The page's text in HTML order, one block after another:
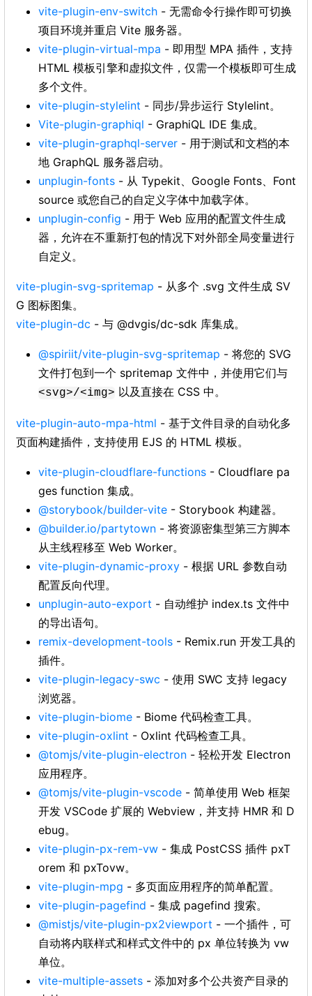
vite-plugin-env-switch - 无需命令行操作即可切换
项目环境并重启 Vite 服务器。
vite-plugin-virtual-mpa - 即用型 MPA 插件，支持
HTML 模板引擎和虚拟文件，仅需一个模板即可生成
多个文件。
vite-plugin-stylelint - 同步/异步运行 Stylelint。
Vite-plugin-graphiql - GraphiQL IDE 集成。
vite-plugin-graphql-server - 用于测试和文档的本
地 GraphQL 服务器启动。
unplugin-fonts - 从 Typekit、Google Fonts、Font
source 或您自己的自定义字体中加载字体。
unplugin-config - 用于 Web 应用的配置文件生成
器，允许在不重新打包的情况下对外部全局变量进行
自定义。
vite-plugin-svg-spritemap - 从多个 .svg 文件生成 SV
G 图标图集。
vite-plugin-dc - 与 @dvgis/dc-sdk 库集成。
@spiriit/vite-plugin-svg-spritemap - 将您的 SVG
文件打包到一个 spritemap 文件中，并使用它们与
<svg>/<img> 以及直接在 CSS 中。
vite-plugin-auto-mpa-html - 基于文件目录的自动化多
页面构建插件，支持使用 EJS 的 HTML 模板。
vite-plugin-cloudflare-functions - Cloudflare pa
ges function 集成。
@storybook/builder-vite - Storybook 构建器。
@builder.io/partytown - 将资源密集型第三方脚本
从主线程移至 Web Worker。
vite-plugin-dynamic-proxy - 根据 URL 参数自动
配置反向代理。
unplugin-auto-export - 自动维护 index.ts 文件中
的导出语句。
remix-development-tools - Remix.run 开发工具的
插件。
vite-plugin-legacy-swc - 使用 SWC 支持 legacy
浏览器。
vite-plugin-biome - Biome 代码检查工具。
vite-plugin-oxlint - Oxlint 代码检查工具。
@tomjs/vite-plugin-electron - 轻松开发 Electron
应用程序。
@tomjs/vite-plugin-vscode - 简单使用 Web 框架
开发 VSCode 扩展的 Webview，并支持 HMR 和 D
ebug。
vite-plugin-px-rem-vw - 集成 PostCSS 插件 pxT
orem 和 pxTovw。
vite-plugin-mpg - 多页面应用程序的简单配置。
vite-plugin-pagefind - 集成 pagefind 搜索。
@mistjs/vite-plugin-px2viewport - 一个插件，可
自动将内联样式和样式文件中的 px 单位转换为 vw
单位。
vite-multiple-assets - 添加对多个公共资产目录的